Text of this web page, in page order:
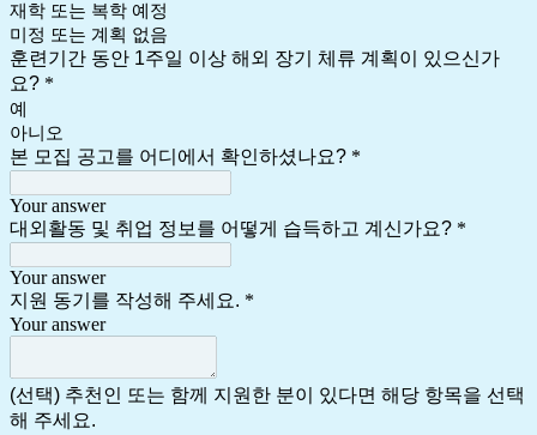
재학 또는 복학 예정
미정 또는 계획 없음
훈련기간 동안 1주일 이상 해외 장기 체류 계획이 있으신가
요? *
예
아니오
본 모집 공고를 어디에서 확인하셨나요? *
Your answer
대외활동 및 취업 정보를 어떻게 습득하고 계신가요? *
Your answer
지원 동기를 작성해 주세요. *
Your answer
(선택) 추천인 또는 함께 지원한 분이 있다면 해당 항목을 선택
해 주세요.